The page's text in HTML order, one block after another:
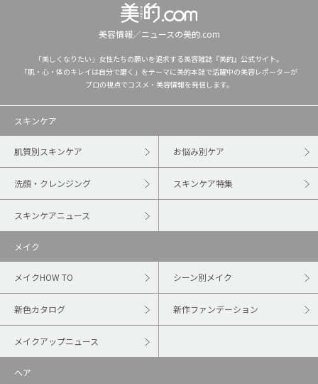
美容情報／ニュースの美的.com
「美しくなりたい」女性たちの願いを追求する美容雑誌『美的』公式サイト。
「肌・心・体のキレイは自分で磨く」をテーマに美的本誌で活躍中の美容レポーターが
プロの視点でコスメ・美容情報を発信します。
スキンケア
肌質別スキンケア お悩み別ケア
洗顔・クレンジング スキンケア特集
スキンケアニュース
メイク
メイクHOW TO シーン別メイク
新色カタログ 新作ファンデーション
メイクアップニュース
ヘア